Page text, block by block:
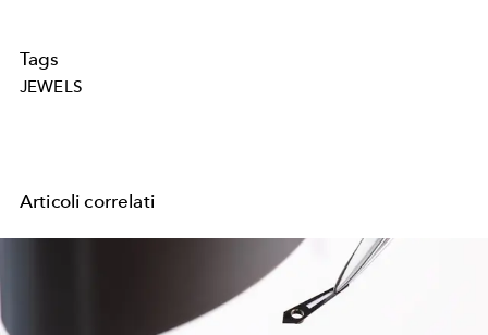
Tags
JEWELS
Articoli correlati